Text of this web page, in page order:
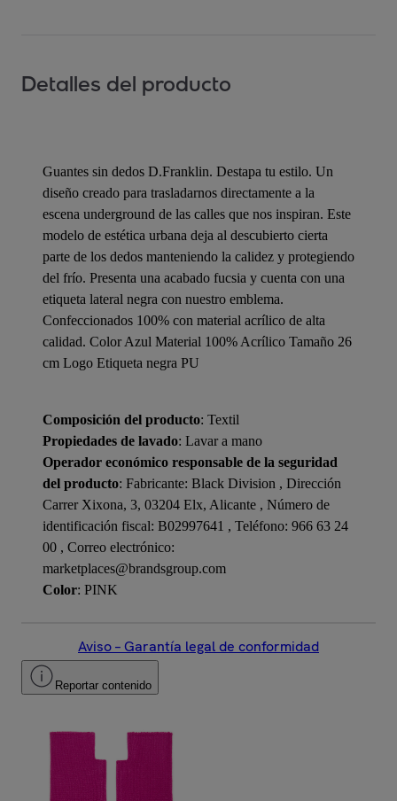
Detalles del producto
Guantes sin dedos D.Franklin. Destapa tu estilo. Un
diseño creado para trasladarnos directamente a la
escena underground de las calles que nos inspiran. Este
modelo de estética urbana deja al descubierto cierta
parte de los dedos manteniendo la calidez y protegiendo
del frío. Presenta una acabado fucsia y cuenta con una
etiqueta lateral negra con nuestro emblema.
Confeccionados 100% con material acrílico de alta
calidad. Color Azul Material 100% Acrílico Tamaño 26
cm Logo Etiqueta negra PU
Composición del producto: Textil
Propiedades de lavado: Lavar a mano
Operador económico responsable de la seguridad
del producto: Fabricante: Black Division , Dirección
Carrer Xixona, 3, 03204 Elx, Alicante , Número de
identificación fiscal: B02997641 , Teléfono: 966 63 24
00 , Correo electrónico:
marketplaces@brandsgroup.com
Color: PINK
Aviso – Garantía legal de conformidad
Reportar contenido